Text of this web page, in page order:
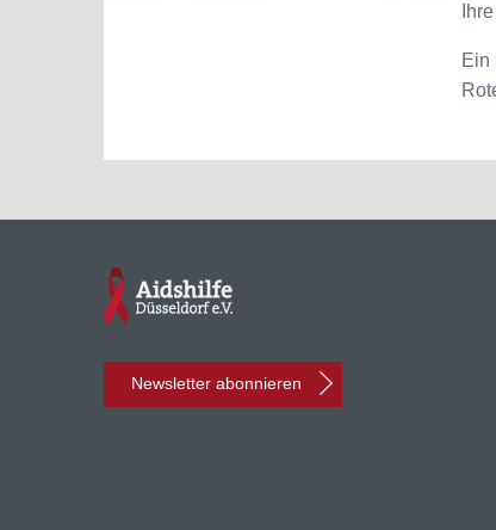
Ein
Newsletter abonnieren